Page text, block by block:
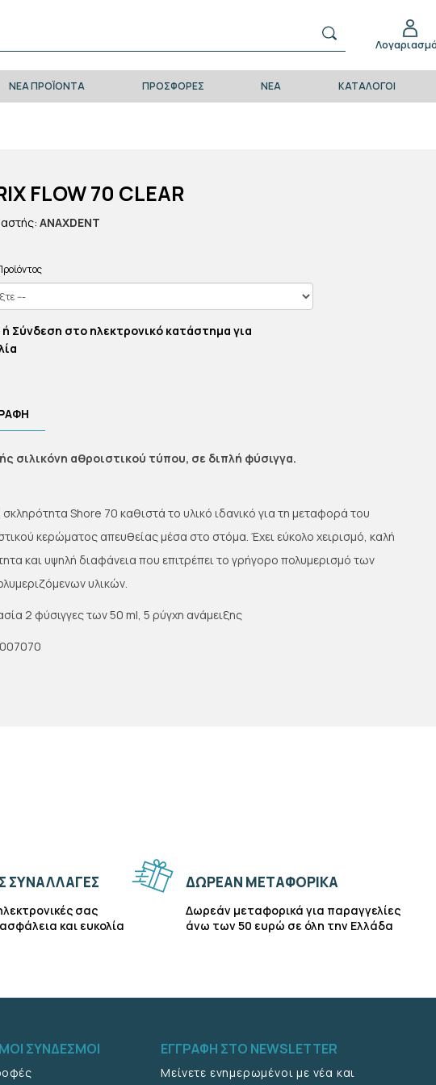
ΝΈΑ ΠΡΟΪΌΝΤΑ ΠΡΟΣΦΟΡΈΣ ΝΈΑ ΚΑΤΆΛΟΓΟΙ
FLOW 70 CLEAR
ANAXDENT
Σύνδεση στο ηλεκτρονικό κατάστημα για
σιλικόνη αθροιστικού τύπου, σε διπλή φύσιγγα.
Shore 70 καθιστά το υλικό ιδανικό για τη μεταφορά του
κερώματος απευθείας μέσα στο στόμα. Έχει εύκολο χειρισμό, καλή
και υψηλή διαφάνεια που επιτρέπει το γρήγορο πολυμερισμό των
υλικών.
2 φύσιγγες των 50 ml, 5 ρύγχη ανάμειξης
ΣΥΝΑΛΛΑΓΈΣ
σας
και ευκολία
ΔΩΡΕΆΝ ΜΕΤΑΦΟΡΙΚΆ
Δωρεάν μεταφορικά για παραγγελίες
άνω των 50 ευρώ σε όλη την Ελλάδα
ΣΎΝΔΕΣΜΟΙ ΕΓΓΡΑΦΉ ΣΤΟ NEWSLETTER
Μείνετε ενημερωμένοι με νέα και